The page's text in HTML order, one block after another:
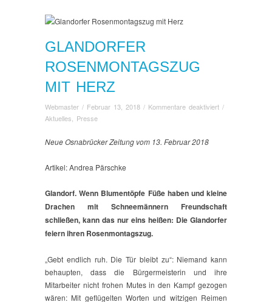
GLANDORFER
ROSENMONTAGSZUG
MIT HERZ
Webmaster / Februar 13, 2018 / Kommentare deaktiviertfür/
Aktuelles, Presse
Neue Osnabrücker Zeitung vom 13. Februar 2018
Artikel: Andrea Pärschke
Glandorf. Wenn Blumentöpfe Füße haben und kleine
Drachen mit Schneemännern Freundschaft
schließen, kann das nur eins heißen: Die Glandorfer
feiern ihren Rosenmontagszug.
„Gebt endlich ruh. Die Tür bleibt zu“: Niemand kann
behaupten, dass die Bürgermeisterin und ihre
Mitarbeiter nicht frohen Mutes in den Kampf gezogen
wären: Mit geflügelten Worten und witzigen Reimen